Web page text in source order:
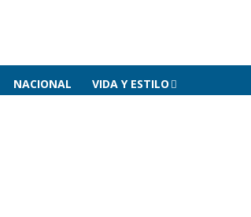
NACIONAL VIDA Y ESTILO